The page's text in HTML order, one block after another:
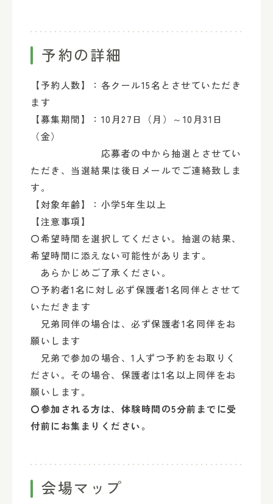
予約の詳細
【予約人数】：各クール15名とさせていただき
ます
【募集期間】：10月27日（月）～10月31日
（金）
応募者の中から抽選とさせてい
ただき、当選結果は後日メールでご連絡致しま
す。
【対象年齢】：小学5年生以上
【注意事項】
〇希望時間を選択してください。抽選の結果、
希望時間に添えない可能性があります。
あらかじめご了承ください。
〇予約者1名に対し必ず保護者1名同伴とさせて
いただきます
兄弟同伴の場合は、必ず保護者1名同伴をお
願いします
兄弟で参加の場合、1人ずつ予約をお取りく
ださい。その場合、保護者は1名以上同伴をお
願いします。
〇参加される方は、体験時間の5分前までに受
付前にお集まりください。
会場マップ